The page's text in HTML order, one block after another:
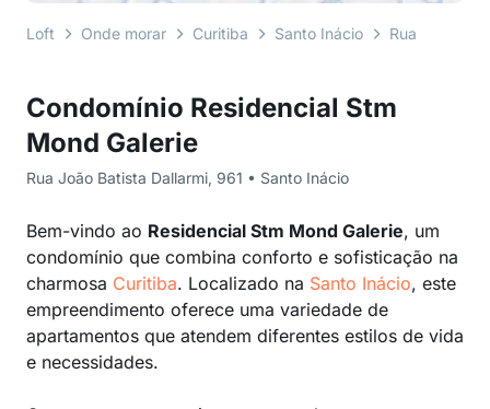
Condomínio Residencial Stm
Mond Galerie
Rua João Batista Dallarmi, 961 • Santo Inácio
Bem-vindo ao Residencial Stm Mond Galerie, um
condomínio que combina conforto e sofisticação na
charmosa Curitiba. Localizado na Santo Inácio, este
empreendimento oferece uma variedade de
apartamentos que atendem diferentes estilos de vida
e necessidades.
Loft Onde morar Curitiba Santo Inácio Rua João